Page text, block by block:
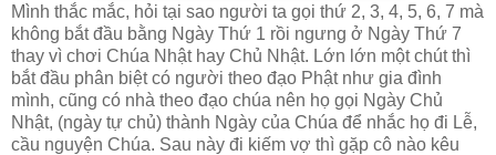
Mình thắc mắc, hỏi tại sao người ta gọi thứ 2, 3, 4, 5, 6, 7 mà
không bắt đầu bằng Ngày Thứ 1 rồi ngưng ở Ngày Thứ 7
thay vì chơi Chúa Nhật hay Chủ Nhật. Lớn lớn một chút thì
bắt đầu phân biệt có người theo đạo Phật như gia đình
mình, cũng có nhà theo đạo chúa nên họ gọi Ngày Chủ
Nhật, (ngày tự chủ) thành Ngày của Chúa để nhắc họ đi Lễ,
cầu nguyện Chúa. Sau này đi kiếm vợ thì gặp cô nào kêu